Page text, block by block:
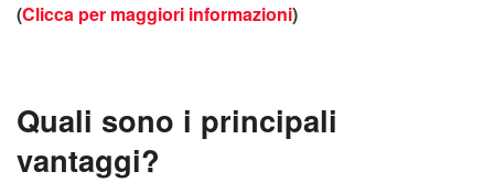
(Clicca per maggiori informazioni)
Quali sono i principali
vantaggi?